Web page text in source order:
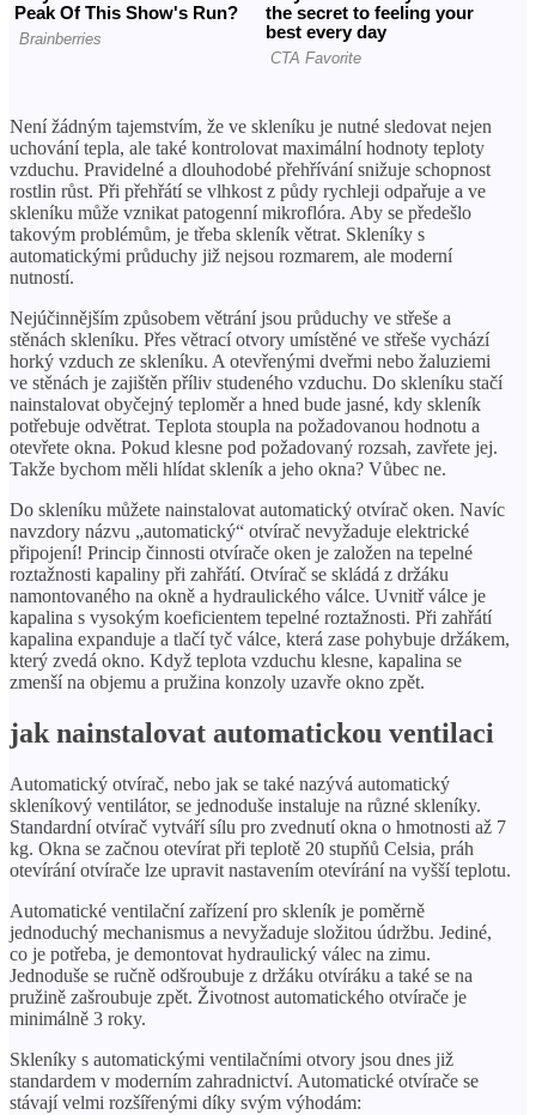
Není žádným tajemstvím, že ve skleníku je nutné sledovat nejen
uchování tepla, ale také kontrolovat maximální hodnoty teploty
vzduchu. Pravidelné a dlouhodobé přehřívání snižuje schopnost
rostlin růst. Při přehřátí se vlhkost z půdy rychleji odpařuje a ve
skleníku může vznikat patogenní mikroflóra. Aby se předešlo
takovým problémům, je třeba skleník větrat. Skleníky s
automatickými průduchy již nejsou rozmarem, ale moderní
nutností.
Nejúčinnějším způsobem větrání jsou průduchy ve střeše a
stěnách skleníku. Přes větrací otvory umístěné ve střeše vychází
horký vzduch ze skleníku. A otevřenými dveřmi nebo žaluziemi
ve stěnách je zajištěn příliv studeného vzduchu. Do skleníku stačí
nainstalovat obyčejný teploměr a hned bude jasné, kdy skleník
potřebuje odvětrat. Teplota stoupla na požadovanou hodnotu a
otevřete okna. Pokud klesne pod požadovaný rozsah, zavřete jej.
Takže bychom měli hlídat skleník a jeho okna? Vůbec ne.
Do skleníku můžete nainstalovat automatický otvírač oken. Navíc
navzdory názvu „automatický“ otvírač nevyžaduje elektrické
připojení! Princip činnosti otvírače oken je založen na tepelné
roztažnosti kapaliny při zahřátí. Otvírač se skládá z držáku
namontovaného na okně a hydraulického válce. Uvnitř válce je
kapalina s vysokým koeficientem tepelné roztažnosti. Při zahřátí
kapalina expanduje a tlačí tyč válce, která zase pohybuje držákem,
který zvedá okno. Když teplota vzduchu klesne, kapalina se
zmenší na objemu a pružina konzoly uzavře okno zpět.
jak nainstalovat automatickou ventilaci
Automatický otvírač, nebo jak se také nazývá automatický
skleníkový ventilátor, se jednoduše instaluje na různé skleníky.
Standardní otvírač vytváří sílu pro zvednutí okna o hmotnosti až 7
kg. Okna se začnou otevírat při teplotě 20 stupňů Celsia, práh
otevírání otvírače lze upravit nastavením otevírání na vyšší teplotu.
Automatické ventilační zařízení pro skleník je poměrně
jednoduchý mechanismus a nevyžaduje složitou údržbu. Jediné,
co je potřeba, je demontovat hydraulický válec na zimu.
Jednoduše se ručně odšroubuje z držáku otvíráku a také se na
pružině zašroubuje zpět. Životnost automatického otvírače je
minimálně 3 roky.
Skleníky s automatickými ventilačními otvory jsou dnes již
standardem v moderním zahradnictví. Automatické otvírače se
stávají velmi rozšířenými díky svým výhodám: